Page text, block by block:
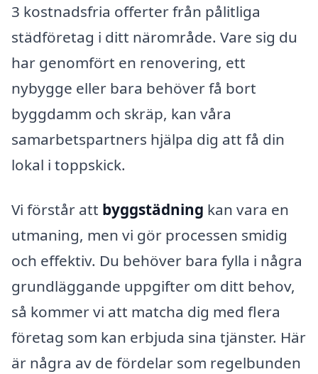
3 kostnadsfria offerter från pålitliga
städföretag i ditt närområde. Vare sig du
har genomfört en renovering, ett
nybygge eller bara behöver få bort
byggdamm och skräp, kan våra
samarbetspartners hjälpa dig att få din
lokal i toppskick.
Vi förstår att byggstädning kan vara en
utmaning, men vi gör processen smidig
och effektiv. Du behöver bara fylla i några
grundläggande uppgifter om ditt behov,
så kommer vi att matcha dig med flera
företag som kan erbjuda sina tjänster. Här
är några av de fördelar som regelbunden